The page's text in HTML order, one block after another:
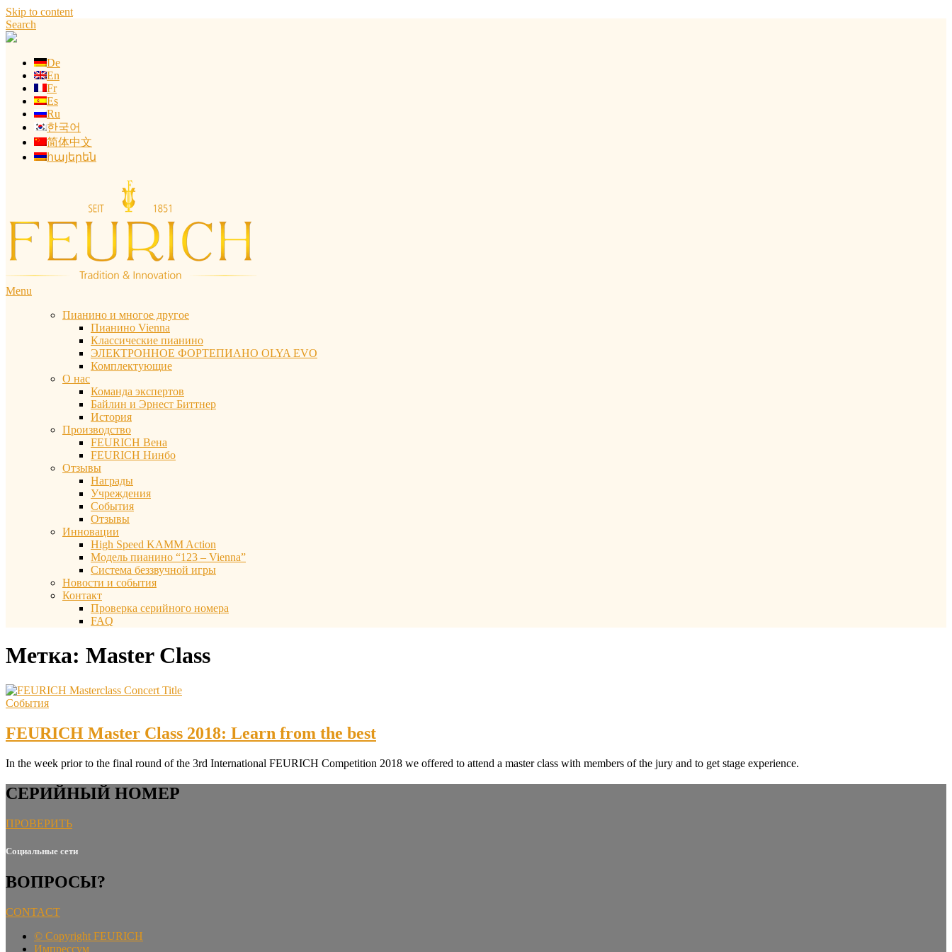
Skip to content
Search
De
En
Fr
Es
Ru
한국어
简体中文
հայերեն
Menu
Пианино и многое другое
Пианино Vienna
Классические пианино
ЭЛЕКТРОННОЕ ФОРТЕПИАНО OLYA EVO
Комплектующие
О нас
Команда экспертов
Байлин и Эрнест Биттнер
История
Производство
FEURICH Вена
FEURICH Нинбо
Отзывы
Награды
Учреждения
События
Отзывы
Инновации
High Speed KAMM Action
Модель пианино “123 – Vienna”
Система беззвучной игры
Новости и события
Контакт
Проверка серийного номера
FAQ
Метка: Master Class
События
FEURICH Master Class 2018: Learn from the best
In the week prior to the final round of the 3rd International FEURICH Competition 2018 we offered to attend a master class with members of the jury and to get stage experience.
СЕРИЙНЫЙ НОМЕР
ПРОВЕРИТЬ
Социальные сети
ВОПРОСЫ?
CONTACT
© Copyright FEURICH
Импрессум